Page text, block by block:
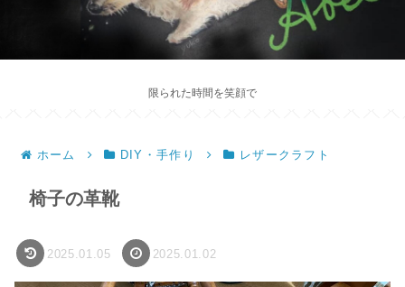
限られた時間を笑顔で
ホーム DIY・手作り レザークラフト
椅子の革靴
2025.01.05 2025.01.02